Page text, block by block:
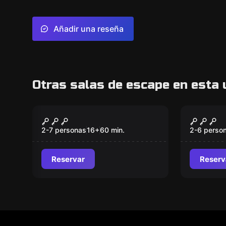
Añadir una reseña
Otras salas de escape en esta
Origen
2-7 personas16+60 min.
Reservar
2-6